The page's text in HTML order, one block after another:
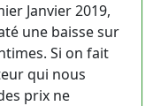
Janvier 2019,
une baisse sur
Si on fait
qui nous
prix ne